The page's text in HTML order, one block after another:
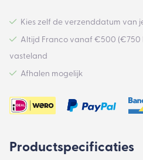
Productspecificaties
Kies zelf de verzenddatum van
Altijd Franco vanaf €500 (€750
vasteland
Afhalen mogelijk